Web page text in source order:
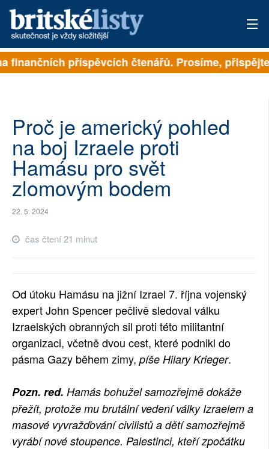
PŘIHLÁSIT
ARCHIV
ROZHOVORY
TÉMATA
NEJČTENĚJŠÍ ZA 7 DNÍ
RUBRIKY
PLNÁ VERZE STRÁNEK
příspěvcích čtenářů. Prosíme, přispějte. ➥
Proč je americký pohled
na boj Izraele proti
Hamásu pro svět
zlomovým bodem
22. 5. 2024
čas čtení 21 minut
Od útoku Hamásu na jižní Izrael 7. října vojenský
expert John Spencer pečlivě sledoval válku
Izraelských obranných sil proti této militantní
organizaci, včetně dvou cest, které podnikl do
pásma Gazy během zimy, píše Hilary Krieger.
Pozn. red. Hamás bohužel samozřejmě dokáže
přežít, protože mu brutální vedení války Izraelem a
masové vyvražďování civilistů a dětí samozřejmě
vyrábí nové stoupence. Palestinci, kteří zpočátku